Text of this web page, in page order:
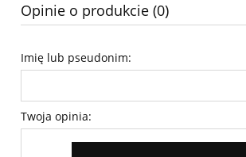
Opinie o produkcie (0)
Imię lub pseudonim:
Twoja opinia: